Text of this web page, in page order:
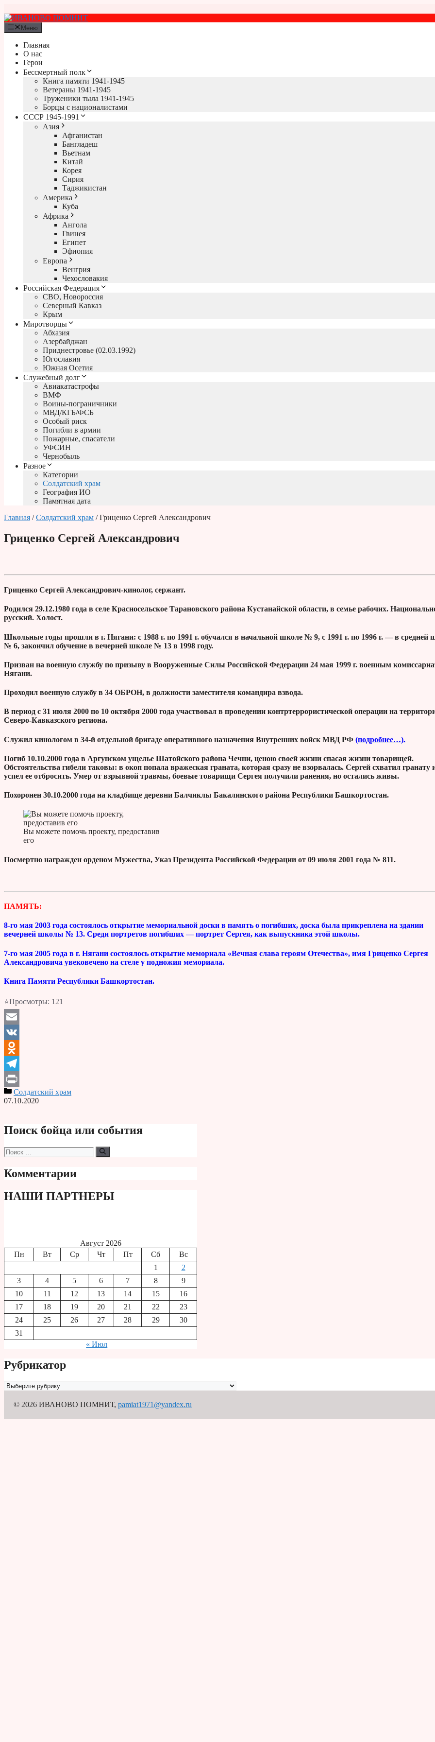
к
содержимому
Меню
Главная
О нас
Герои
Бессмертный полк
Книга памяти 1941-1945
Ветераны 1941-1945
Труженики тыла 1941-1945
Борцы с националистами
СССР 1945-1991
Азия
Афганистан
Бангладеш
Вьетнам
Китай
Корея
Сирия
Таджикистан
Америка
Куба
Африка
Ангола
Гвинея
Египет
Эфиопия
Европа
Венгрия
Чехословакия
Российская Федерация
СВО, Новороссия
Северный Кавказ
Крым
Миротворцы
Абхазия
Азербайджан
Приднестровье (02.03.1992)
Югославия
Южная Осетия
Служебный долг
Авиакатастрофы
ВМФ
Воины-пограничники
МВД/КГБ/ФСБ
Особый риск
Погибли в армии
Пожарные, спасатели
УФСИН
Чернобыль
Разное
Категории
Солдатский храм
География ИО
Памятная дата
Главная /Солдатский храм / Гриценко Сергей Александрович
Гриценко Сергей Александрович
Гриценко Сергей Александрович-кинолог, сержант.
Родился 29.12.1980 года в селе Красносельское Тарановского района Кустанайской области, в семье рабочих.
русский. Холост.
Школьные годы прошли в г. Нягани: с 1988 г. по 1991 г. обучался в начальной школе № 9, с 1991 г. по 1996 г. — в средней
№ 6, закончил обучение в вечерней школе № 13 в 1998 году.
Призван на военную службу по призыву в Вооруженные Силы Российской Федерации 24 мая 1999 г. военным
Нягани.
Проходил военную службу в 34 ОБРОН, в должности заместителя командира взвода.
В период с 31 июля 2000 по 10 октября 2000 года участвовал в проведении контртеррористической операции на
Северо-Кавказского региона.
Служил кинологом в 34-й отдельной бригаде оперативного назначения Внутренних войск МВД РФ (подробнее…).
Погиб 10.10.2000 года в Аргунском ущелье Шатойского района Чечни, ценою своей жизни спасая жизни товарищей.
Обстоятельства гибели таковы: в окоп попала вражеская граната, которая сразу не взорвалась. Сергей схватил гранату
успел ее отбросить. Умер от взрывной травмы, боевые товарищи Сергея получили ранения, но остались живы.
Похоронен 30.10.2000 года на кладбище деревни Балчиклы Бакалинского района Республики Башкортостан.
Вы можете помочь проекту, предоставив
его
Посмертно награжден орденом Мужества, Указ Президента Российской Федерации от 09 июля 2001 года № 811.
ПАМЯТЬ:
8-го мая 2003 года состоялось открытие мемориальной доски в память о погибших, доска была прикреплена на здании
вечерней школы № 13. Среди портретов погибших — портрет Сергея, как выпускника этой школы.
7-го мая 2005 года в г. Нягани состоялось открытие мемориала «Вечная слава героям Отечества», имя Гриценко Сергея
Александровича увековечено на стеле у подножия мемориала.
Книга Памяти Республики Башкортостан.
⭐Просмотры: 121
Email
VK
Odnoklassniki
Telegram
PrintСолдатский храм
07.10.2020
Поиск бойца или события
Поиск:
Комментарии
НАШИ ПАРТНЕРЫ
Август 2026
Пн
Вт Ср Чт Пт Сб
Вс
1
2
3
4 5 6 7 8
9
10
11 12 13 14 15
16
17
18 19 20 21 22
23
24
25 26 27 28 29
30
31
« Июл
Рубрикатор
Рубрикатор
© 2026 ИВАНОВО ПОМНИТ, pamiat1971@yandex.ru